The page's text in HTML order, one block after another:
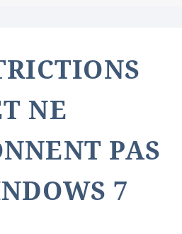
NE
PAS
7